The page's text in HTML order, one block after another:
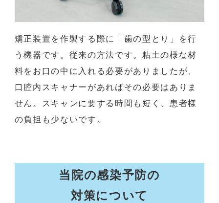
矯正装置を作製する際に「歯の型とり」を行
う機器です。従来の方法です。粘土の様な材
料をお口の中に入れる必要がありましたが、
口腔内スキャナーがあればその必要はありま
せん。スキャンに要する時間も短く、患者様
の負担も少ないです。
当院の感染予防の
対策について